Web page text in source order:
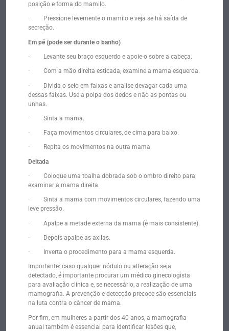
posição e forma do mamilo.
· Pressione levemente o mamilo e veja se há saída de
secreção.
Em pé (pode ser durante o banho)
· Levante seu braço esquerdo e apoie-o sobre a cabeça.
· Com a mão direita esticada, examine a mama esquerda.
· Divida o seio em faixas e analise devagar cada uma
dessas faixas. Use a polpa dos dedos e não as pontas ou
unhas.
· Sinta a mama.
· Faça movimentos circulares, de cima para baixo.
· Repita os movimentos na outra mama.
Deitada
· Coloque uma toalha dobrada sob o ombro direito para
examinar a mama direita.
· Sinta a mama com movimentos circulares, fazendo uma
leve pressão.
· Apalpe a metade externa da mama (é mais consistente).
· Depois apalpe as axilas.
· Inverta o procedimento para a mama esquerda.
Importante: caso qualquer nódulo ou alteração seja
detectado, é importante procurar um médico ginecologista
para avaliação clínica e, se necessário, a realização de uma
mamografia. A prevenção e detecção precoce são essenciais
na luta contra o câncer de mama.
Por fim, em mulheres a partir dos 40 anos, a mamografia
anual também é essencial para identificar lesões que,